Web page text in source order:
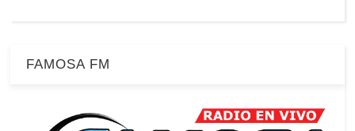
FAMOSA FM